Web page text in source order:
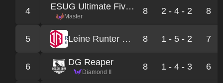
4 ESUG Ultimate Five Feeder
Master
8 2 - 4 - 2 8
5 Leine Runter eSports 8 1 - 5 - 2 7
6 DG Reaper
Diamond II
8 1 - 4 - 3 6